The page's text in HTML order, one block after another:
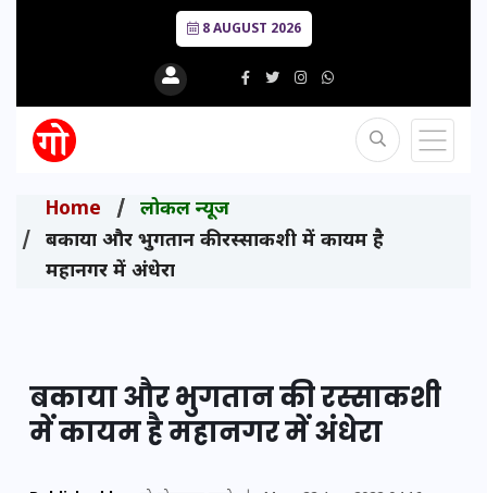
8 AUGUST 2026
Home
लोकल न्यूज
बकाया और भुगतान की रस्साकशी में कायम है
महानगर में अंधेरा
बकाया और भुगतान की रस्साकशी
में कायम है महानगर में अंधेरा